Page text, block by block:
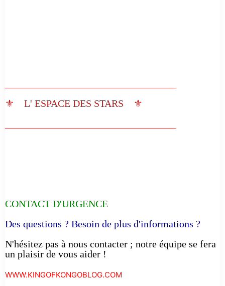
⚜️ L' ESPACE DES STARS ⚜️
CONTACT D'URGENCE
Des questions ? Besoin de plus d'informations ?
N'hésitez pas à nous contacter ; notre équipe se fera
un plaisir de vous aider !
WWW.KINGOFKONGOBLOG.COM